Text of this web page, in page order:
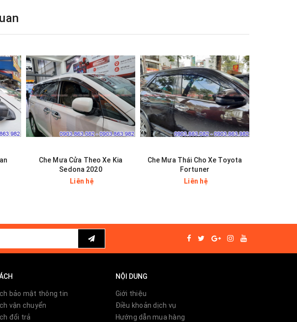
Che Mưa Cửa Theo Xe Kia
Sedona 2020
Liên hệ
Che Mưa Thái Cho Xe Toyota
Fortuner
Liên hệ
bảo mật thông tin
vận chuyển
đổi trả
NỘI DUNG
Giới thiệu
Điều khoản dịch vụ
Hướng dẫn mua hàng